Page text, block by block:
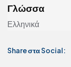
Γλώσσα
Ελληνικά
Share στα Social: